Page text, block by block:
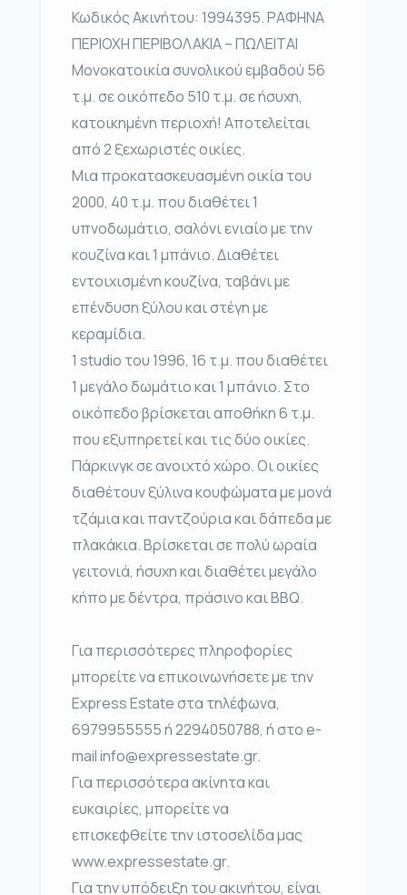
Κωδικός Ακινήτου: 1994395. ΡΑΦΗΝΑ
ΠΕΡΙΟΧΗ ΠΕΡΙΒΟΛΑΚΙΑ – ΠΩΛΕΙΤΑΙ
Μονοκατοικία συνολικού εμβαδού 56
τ.μ. σε οικόπεδο 510 τ.μ. σε ήσυχη,
κατοικημένη περιοχή! Αποτελείται
από 2 ξεχωριστές οικίες.
Μια προκατασκευασμένη οικία του
2000, 40 τ.μ. που διαθέτει 1
υπνοδωμάτιο, σαλόνι ενιαίο με την
κουζίνα και 1 μπάνιο. Διαθέτει
εντοιχισμένη κουζίνα, ταβάνι με
επένδυση ξύλου και στέγη με
κεραμίδια.
1 studio του 1996, 16 τ.μ. που διαθέτει
1 μεγάλο δωμάτιο και 1 μπάνιο. Στο
οικόπεδο βρίσκεται αποθήκη 6 τ.μ.
που εξυπηρετεί και τις δύο οικίες.
Πάρκινγκ σε ανοιχτό χώρο. Οι οικίες
διαθέτουν ξύλινα κουφώματα με μονά
τζάμια και παντζούρια και δάπεδα με
πλακάκια. Βρίσκεται σε πολύ ωραία
γειτονιά, ήσυχη και διαθέτει μεγάλο
κήπο με δέντρα, πράσινο και BBQ.
Για περισσότερες πληροφορίες
μπορείτε να επικοινωνήσετε με την
Express Estate στα τηλέφωνα,
6979955555 ή 2294050788, ή στο e-
mail info@expressestate.gr.
Για περισσότερα ακίνητα και
ευκαιρίες, μπορείτε να
επισκεφθείτε την ιστοσελίδα μας
www.expressestate.gr.
Για την υπόδειξη του ακινήτου, είναι